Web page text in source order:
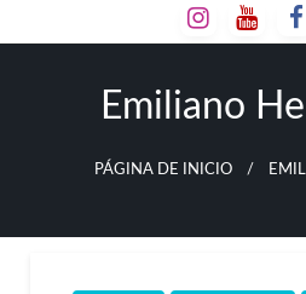
al
Emiliano
PÁGINA DE INICIO